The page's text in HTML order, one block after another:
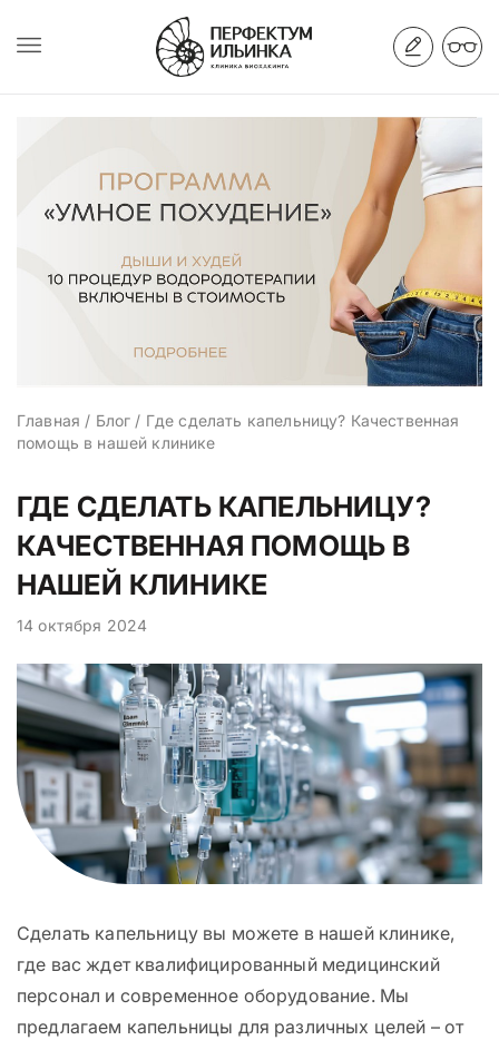
Главная / Блог / Где сделать капельницу? Качественная
помощь в нашей клинике
ГДЕ СДЕЛАТЬ КАПЕЛЬНИЦУ?
КАЧЕСТВЕННАЯ ПОМОЩЬ В
НАШЕЙ КЛИНИКЕ
14 октября 2024
Сделать капельницу вы можете в нашей клинике,
где вас ждет квалифицированный медицинский
персонал и современное оборудование. Мы
предлагаем капельницы для различных целей – от